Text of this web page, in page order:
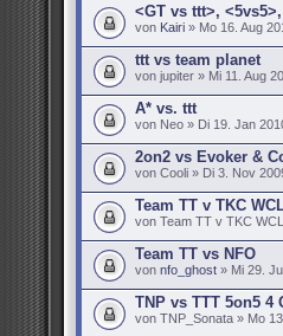
<GT vs ttt>,
von Kairi » Mo 16. Aug
ttt vs team planet
von jupiter » Mi 11. Aug
A* vs. ttt
von Neo » Di 19. Jan
2on2 vs Evoker &
von Cooli » Di 3. Nov
Team TT v TKC
von Team TT v TKC
Team TT vs NFO
von nfo_ghost » Mi 29.
TNP vs TTT 5on5 4
von TNP_Sonata » Mo